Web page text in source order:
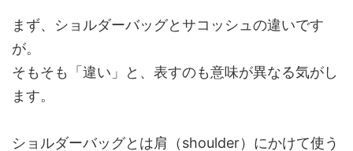
まず、ショルダーバッグとサコッシュの違いです
が。
そもそも「違い」と、表すのも意味が異なる気がし
ます。
ショルダーバッグとは肩（shoulder）にかけて使う